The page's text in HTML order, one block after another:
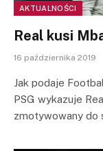
AKTUALNOŚCI
Real kusi
16 października 2019
Jak podaje
PSG wykazuje
zmotywowany do